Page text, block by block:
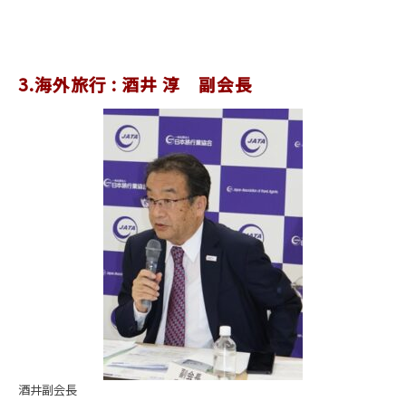
3.海外旅行 : 酒井 淳 副会長
酒井副会長